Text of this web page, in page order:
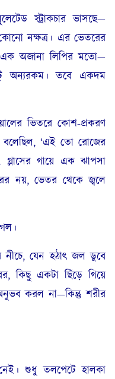
স্ট্রাকচার ভাসছে—
নক্ষত্র। এর ভেতরের
এক অজানা লিপির মতো—
অন্যরকম। তবে একদম
ভিতরে কোশ-প্রকরণ
‘এই তো রোজের
গ্লাসের গায়ে এক ঝাপসা
নয়, ভেতর থেকে জ্বলে
যেন হঠাৎ জল ডুবে
কিছু একটা ছিঁড়ে গিয়ে
করল না—কিন্তু শরীর
শুধু তলপেটে হালকা